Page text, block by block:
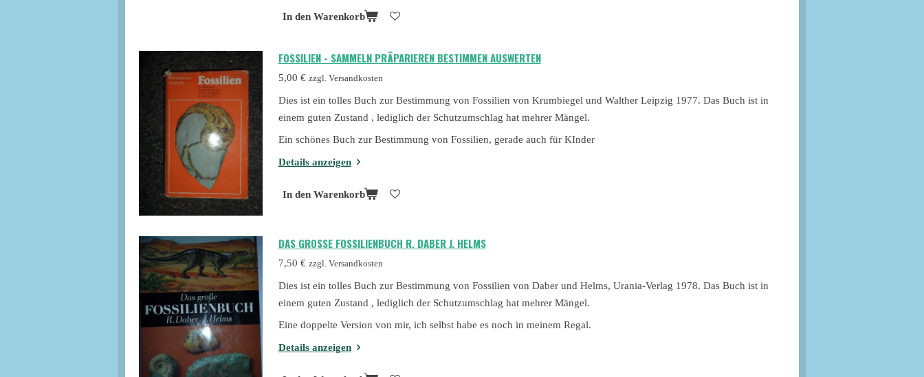
In den Warenkorb
FOSSILIEN - SAMMELN PRÄPARIEREN BESTIMMEN AUSWERTEN
5,00 € zzgl. Versandkosten
Dies ist ein tolles Buch zur Bestimmung von Fossilien von Krumbiegel und Walther Leipzig 1977. Das Buch ist in
einem guten Zustand , lediglich der Schutzumschlag hat mehrer Mängel.
Ein schönes Buch zur Bestimmung von Fossilien, gerade auch für KInder
Details anzeigen
In den Warenkorb
DAS GROSSE FOSSILIENBUCH R. DABER J. HELMS
7,50 € zzgl. Versandkosten
Dies ist ein tolles Buch zur Bestimmung von Fossilien von Daber und Helms, Urania-Verlag 1978. Das Buch ist in
einem guten Zustand , lediglich der Schutzumschlag hat mehrer Mängel.
Eine doppelte Version von mir, ich selbst habe es noch in meinem Regal.
Details anzeigen